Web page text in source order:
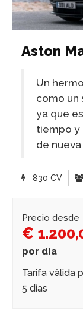
Aston
Un
como un
ya que
tiempo y
de
830 CV
Precio desde
€
por dìa
Tarifa vàlida
5 dìas